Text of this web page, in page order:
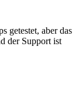
getestet, aber das
der Support ist